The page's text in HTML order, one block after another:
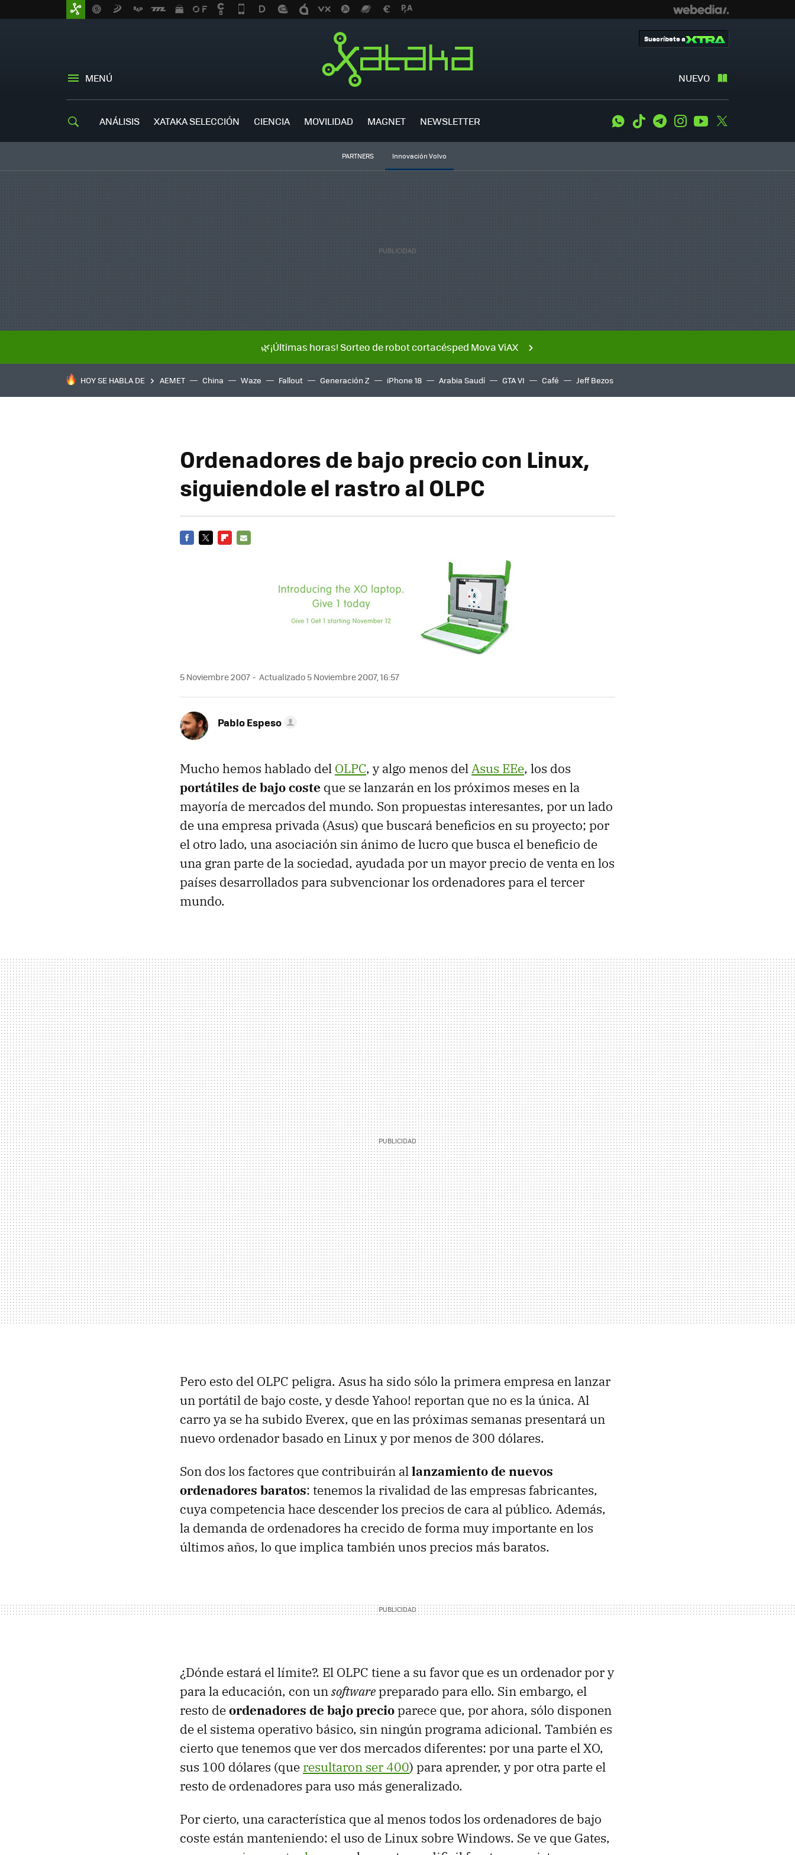
MENÚ NUEVO
Suscríbete a
ANÁLISIS XATAKA SELECCIÓN CIENCIA MOVILIDAD MAGNET NEWSLETTER WhatsApp
Tiktok TelegramInstagramYoutube
PARTNERS Innovación Volvo
🌿¡Últimas horas! Sorteo de robot cortacésped Mova ViAX
HOY SE HABLA DE AEMET China Waze Fallout Generación Z iPhone 18 Arabia Saudí GTA VI Café Jeff Bezos
Ordenadores de bajo precio con Linux,
siguiendole el rastro al OLPC
5 Noviembre 2007 Actualizado 5 Noviembre 2007, 16:57
Pablo Espeso
Mucho hemos hablado del OLPC, y algo menos delAsus EEe, los dos
portátiles de bajo coste que se lanzarán en los próximos meses en la
mayoría de mercados del mundo. Son propuestas interesantes, por un lado
de una empresa privada (Asus) que buscará beneficios en su proyecto; por
el otro lado, una asociación sin ánimo de lucro que busca el beneficio de
una gran parte de la sociedad, ayudada por un mayor precio de venta en los
países desarrollados para subvencionar los ordenadores para el tercer
mundo.
Pero esto del OLPC peligra. Asus ha sido sólo la primera empresa en lanzar
un portátil de bajo coste, y desde Yahoo! reportan que no es la única. Al
carro ya se ha subido Everex, que en las próximas semanas presentará un
nuevo ordenador basado en Linux y por menos de 300 dólares.
Son dos los factores que contribuirán allanzamiento de nuevos
ordenadores baratos: tenemos la rivalidad de las empresas fabricantes,
cuya competencia hace descender los precios de cara al público. Además,
la demanda de ordenadores ha crecido de forma muy importante en los
últimos años, lo que implica también unos precios más baratos.
¿Dónde estará el límite?. El OLPC tiene a su favor que es un ordenador por y
para la educación, con unsoftwarepreparado para ello. Sin embargo, el
resto deordenadores de bajo precioparece que, por ahora, sólo disponen
de el sistema operativo básico, sin ningún programa adicional. También es
cierto que tenemos que ver dos mercados diferentes: por una parte el XO,
sus 100 dólares (que resultaron ser 400) para aprender, y por otra parte el
resto de ordenadores para uso más generalizado.
Por cierto, una característica que al menos todos los ordenadores de bajo
coste están manteniendo: el uso de Linux sobre Windows. Se ve que Gates,